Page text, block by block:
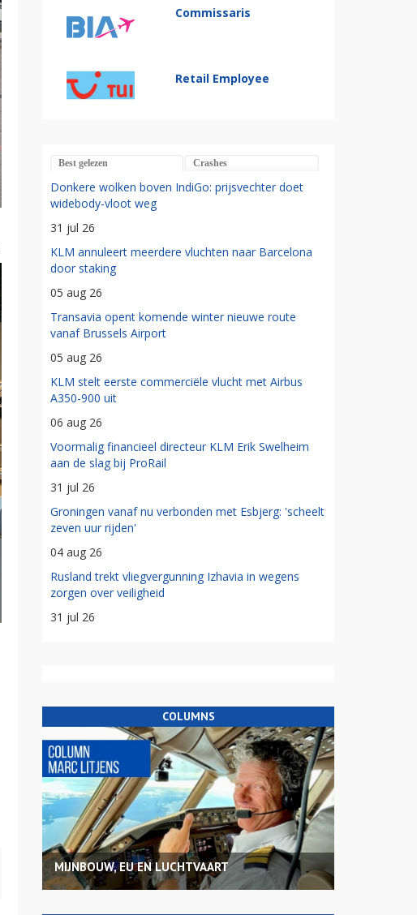
Commissaris
Retail Employee
Best gelezen Crashes
Donkere wolken boven IndiGo: prijsvechter doet
widebody-vloot weg
31 jul 26
KLM annuleert meerdere vluchten naar Barcelona
door staking
05 aug 26
Transavia opent komende winter nieuwe route
vanaf Brussels Airport
05 aug 26
KLM stelt eerste commerciële vlucht met Airbus
A350-900 uit
06 aug 26
Voormalig financieel directeur KLM Erik Swelheim
aan de slag bij ProRail
31 jul 26
Groningen vanaf nu verbonden met Esbjerg: 'scheelt
zeven uur rijden'
04 aug 26
Rusland trekt vliegvergunning Izhavia in wegens
zorgen over veiligheid
31 jul 26
COLUMNS
MIJNBOUW, EU EN LUCHTVAART